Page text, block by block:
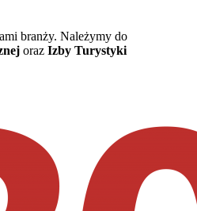
branży. Należymy do
oraz Izby Turystyki